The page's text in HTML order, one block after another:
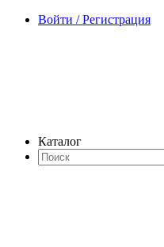
Войти / Регистрация
Каталог